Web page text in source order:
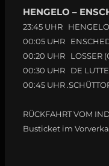
HENGELO –
23:45 UHR
00:05 UHR
00:20 UHR LOSSER
00:30 UHR DE LUTTE
00:45 UHR
RÜCKFAHRT VOM
Busticket im